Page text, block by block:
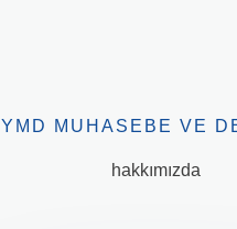
YMD MUHASEBE VE
hakkımızda